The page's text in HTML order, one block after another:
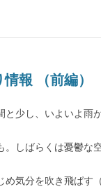
情報 （前編）
と少し、いよいよ雨
。しばらくは憂鬱な
め気分を吹き飛ばす